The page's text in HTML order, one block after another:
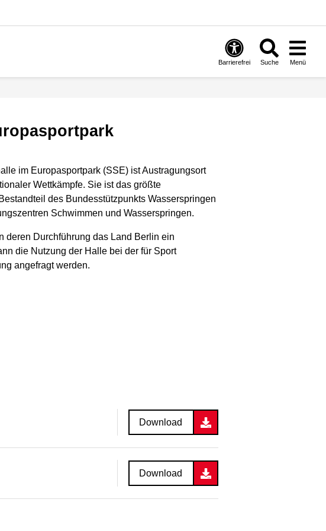
Barrierefrei Suche Menü
im Europasportpark (SSE) ist Austragungsort
Wettkämpfe. Sie ist das größte
des Bundesstützpunkts Wasserspringen
Schwimmen und Wasserspringen.
deren Durchführung das Land Berlin ein
die Nutzung der Halle bei der für Sport
angefragt werden.
Download
Download